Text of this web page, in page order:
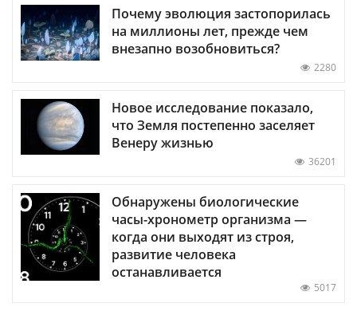
Почему эволюция застопорилась
на миллионы лет, прежде чем
внезапно возобновиться?
2280
Новое исследование показало,
что Земля постепенно заселяет
Венеру жизнью
36201
Обнаружены биологические
часы-хронометр организма —
когда они выходят из строя,
развитие человека
останавливается
5017